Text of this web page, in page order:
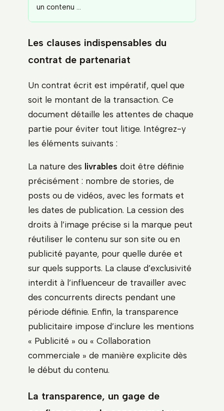
un contenu …
Les clauses indispensables du
contrat de partenariat
Un contrat écrit est impératif, quel que
soit le montant de la transaction. Ce
document détaille les attentes de chaque
partie pour éviter tout litige. Intégrez-y
les éléments suivants :
La nature des livrables doit être définie
précisément : nombre de stories, de
posts ou de vidéos, avec les formats et
les dates de publication. La cession des
droits à l’image précise si la marque peut
réutiliser le contenu sur son site ou en
publicité payante, pour quelle durée et
sur quels supports. La clause d’exclusivité
interdit à l’influenceur de travailler avec
des concurrents directs pendant une
période définie. Enfin, la transparence
publicitaire impose d’inclure les mentions
« Publicité » ou « Collaboration
commerciale » de manière explicite dès
le début du contenu.
La transparence, un gage de